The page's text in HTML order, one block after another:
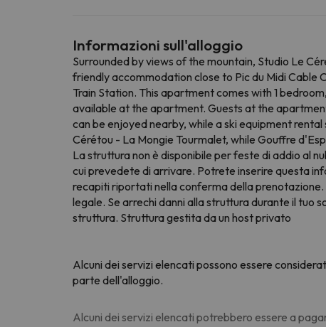
Informazioni sull'alloggio
Surrounded by views of the mountain, Studio Le
friendly accommodation close to Pic du Midi Cable
Train Station. This apartment comes with 1
available at the apartment. Guests at the
can be enjoyed nearby, while a ski equipment
Cérétou - La Mongie Tourmalet, while Gouffre
La struttura non è disponibile per feste di addio al
cui prevedete di arrivare. Potrete inserire questa
recapiti riportati nella conferma della prenotazione.
legale. Se arrechi danni alla struttura durante il tuo
struttura. Struttura gestita da un host privato
Alcuni dei servizi elencati possono essere
parte dell'alloggio.
Alcuni dei servizi elencati potrebbero essere a